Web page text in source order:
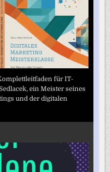
für IT-
ein Meister seines
und der digitalen